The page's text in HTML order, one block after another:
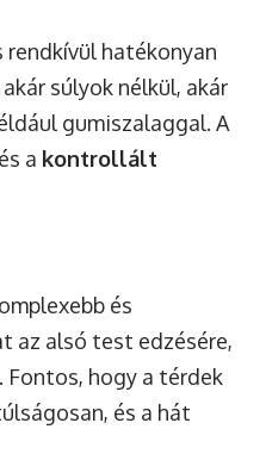
hatékonyan
súlyok nélkül, akár
gumiszalaggal. A
és a kontrollált
és
az alsó test edzésére,
hogy a térdek
és a hát